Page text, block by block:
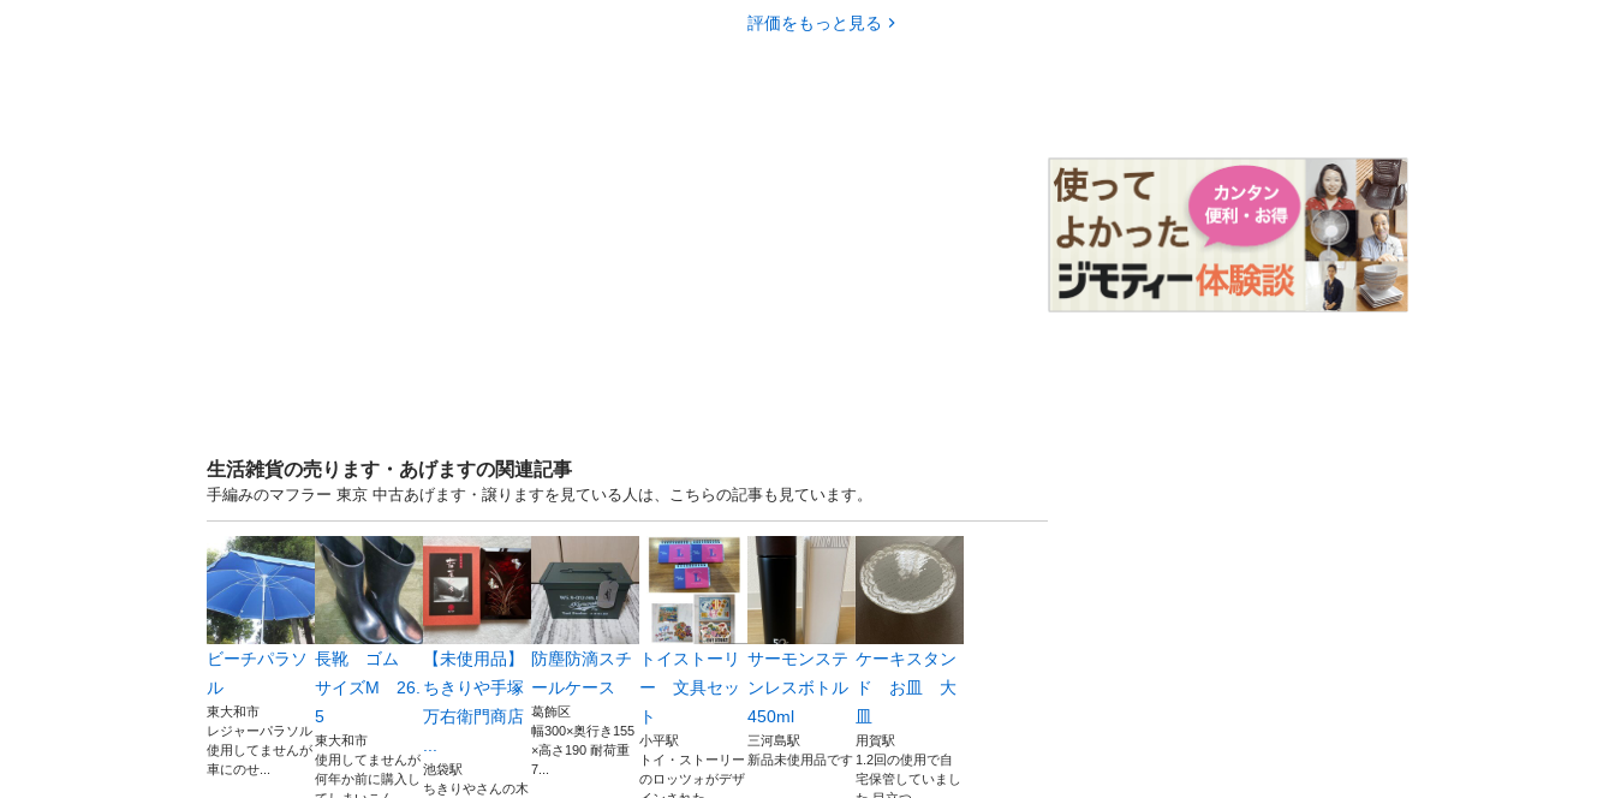
評価をもっと見る
生活雑貨の売ります・あげますの関連記事
手編みのマフラー 東京 中古あげます・譲りますを見ている人は、こちらの記事も見ています。
ビーチパラソ
ル
東大和市
レジャーパラソル
使用してませんが
車にのせ...
長靴 ゴム
サイズM 26.
5
東大和市
使用してませんが
何年か前に購入し
【未使用品】
ちきりや手塚
万右衛門商店
池袋駅
ちきりやさんの木
防塵防滴スチ
ールケース
葛飾区
幅300×奥行き155
×高さ190 耐荷重
7...
トイストーリ
ー 文具セッ
ト
小平駅
トイ・ストーリー
のロッツォがデザ
サーモンステ
ンレスボトル
450ml
三河島駅
新品未使用品です
ケーキスタン
ド お皿 大
皿
用賀駅
1.2回の使用で自
宅保管していまし